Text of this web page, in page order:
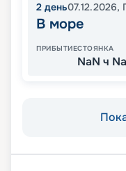
2 день07.12.2026,
В море
ПРИБЫТИЕСТОЯНКА
NaN ч